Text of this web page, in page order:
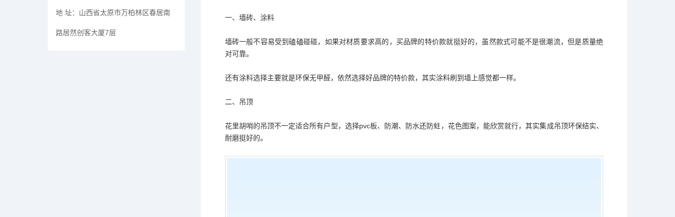
地 址： 山西省太原市万柏林区春居南
路居然创客大厦7层
一、墙砖、涂料
墙砖一般不容易受到磕磕碰碰，如果对材质要求高的，买品牌的特价款就挺好的，虽然款式可能不是很潮流，但是质量绝
对可靠。
还有涂料选择主要就是环保无甲醛，依然选择好品牌的特价款，其实涂料刷到墙上感觉都一样。
二、吊顶
花里胡哨的吊顶不一定适合所有户型，选择pvc板、防潮、防水还防蛀，花色图案，能欣赏就行，其实集成吊顶环保结实、
耐磨挺好的。